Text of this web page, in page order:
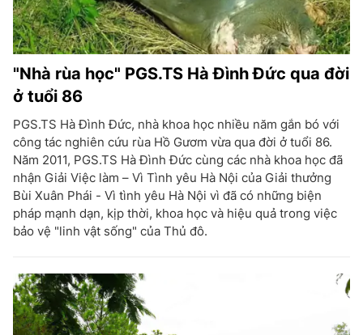
"Nhà rùa học" PGS.TS Hà Đình Đức qua đời
ở tuổi 86
PGS.TS Hà Đình Đức, nhà khoa học nhiều năm gắn bó với
công tác nghiên cứu rùa Hồ Gươm vừa qua đời ở tuổi 86.
Năm 2011, PGS.TS Hà Đình Đức cùng các nhà khoa học đã
nhận Giải Việc làm – Vì Tình yêu Hà Nội của Giải thưởng
Bùi Xuân Phái - Vì tình yêu Hà Nội vì đã có những biện
pháp mạnh dạn, kịp thời, khoa học và hiệu quả trong việc
bảo vệ "linh vật sống" của Thủ đô.